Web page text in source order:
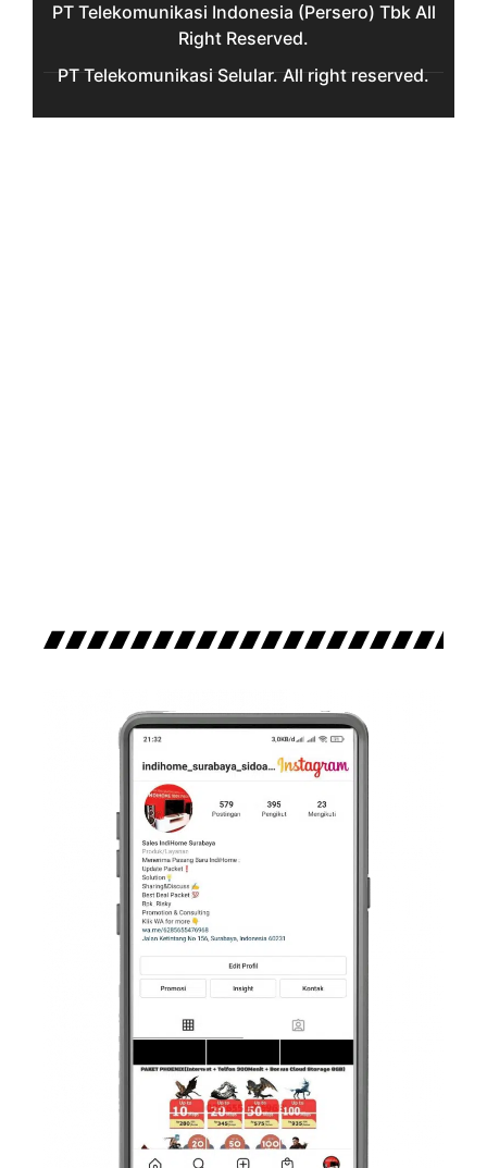
PT Telekomunikasi Indonesia (Persero) Tbk All
Right Reserved.
PT Telekomunikasi Selular. All right reserved.